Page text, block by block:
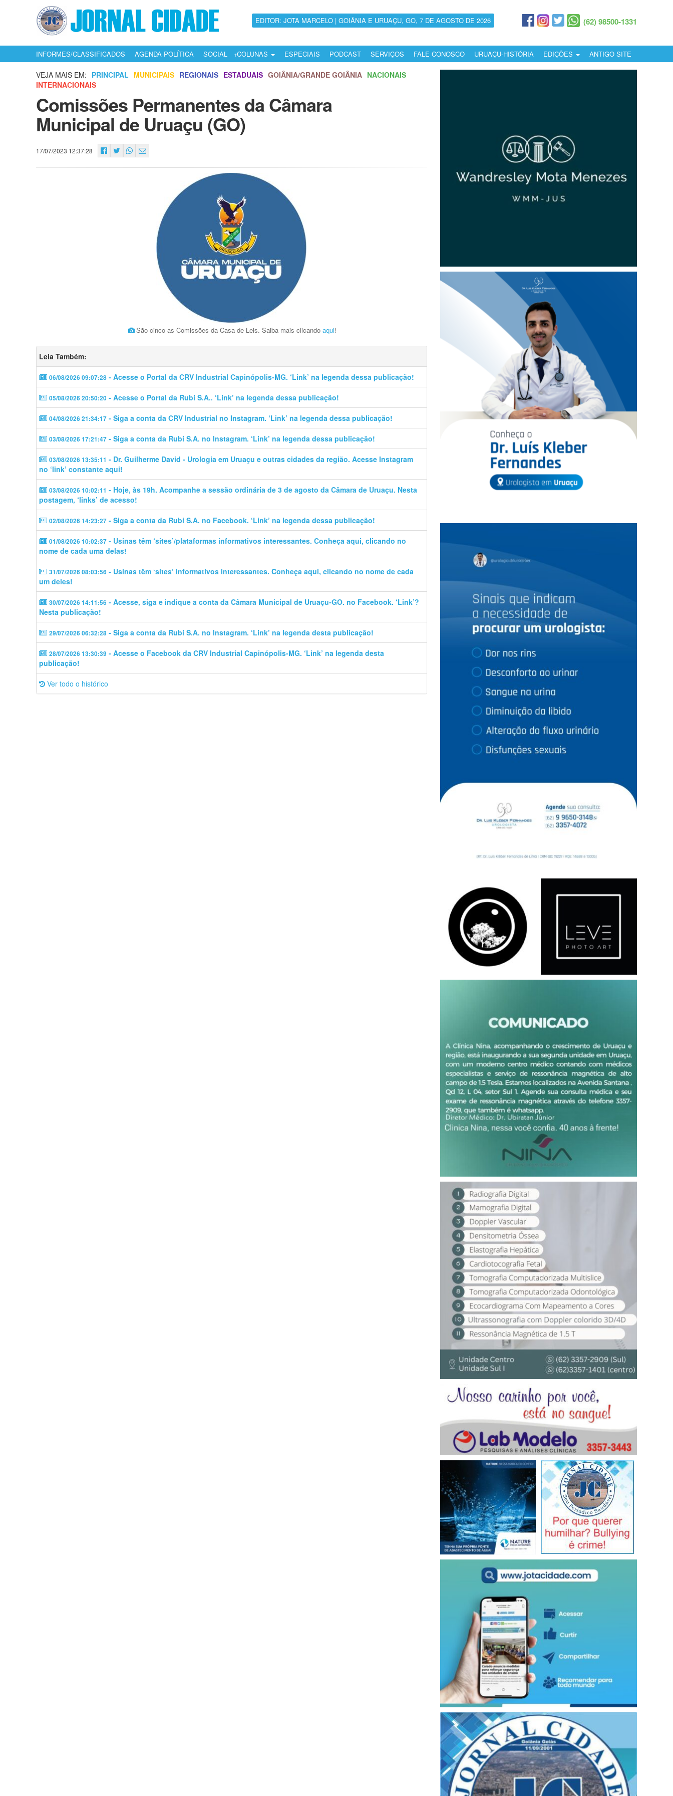
EDITOR: JOTA MARCELO | GOIÂNIA E URUAÇU, GO, 7 DE AGOSTO DE 2026 (62) 98500-1331
INFORMES/CLASSIFICADOS AGENDA POLÍTICA SOCIAL COLUNAS ESPECIAIS PODCAST SERVIÇOS FALE CONOSCO URUAÇU-HISTÓRIA EDIÇÕES ANTIGO SITE
VEJA MAIS EM: PRINCIPAL MUNICIPAIS REGIONAIS ESTADUAIS GOIÂNIA/GRANDE GOIÂNIA NACIONAIS
INTERNACIONAIS
Comissões Permanentes da Câmara
Municipal de Uruaçu (GO)
17/07/2023 12:37:28
São cinco as Comissões da Casa de Leis. Saiba mais clicando aqui!
Leia Também:
06/08/2026 09:07:28 - Acesse o Portal da CRV Industrial Capinópolis-MG. ‘Link’ na legenda dessa publicação!
05/08/2026 20:50:20 - Acesse o Portal da Rubi S.A.. ‘Link’ na legenda dessa publicação!
04/08/2026 21:34:17 - Siga a conta da CRV Industrial no Instagram. ‘Link’ na legenda dessa publicação!
03/08/2026 17:21:47 - Siga a conta da Rubi S.A. no Instagram. ‘Link’ na legenda dessa publicação!
03/08/2026 13:35:11 - Dr. Guilherme David - Urologia em Uruaçu e outras cidades da região. Acesse Instagram
no ‘link’ constante aqui!
03/08/2026 10:02:11 - Hoje, às 19h. Acompanhe a sessão ordinária de 3 de agosto da Câmara de Uruaçu. Nesta
postagem, ‘links’ de acesso!
02/08/2026 14:23:27 - Siga a conta da Rubi S.A. no Facebook. ‘Link’ na legenda dessa publicação!
01/08/2026 10:02:37 - Usinas têm ‘sites’/plataformas informativos interessantes. Conheça aqui, clicando no
nome de cada uma delas!
31/07/2026 08:03:56 - Usinas têm ‘sites’ informativos interessantes. Conheça aqui, clicando no nome de cada
um deles!
30/07/2026 14:11:56 - Acesse, siga e indique a conta da Câmara Municipal de Uruaçu-GO. no Facebook. ‘Link’?
Nesta publicação!
29/07/2026 06:32:28 - Siga a conta da Rubi S.A. no Instagram. ‘Link’ na legenda desta publicação!
28/07/2026 13:30:39 - Acesse o Facebook da CRV Industrial Capinópolis-MG. ‘Link’ na legenda desta
publicação!
Ver todo o histórico